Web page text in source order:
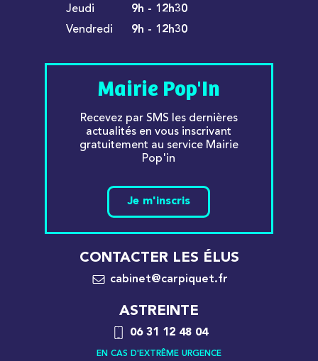
Jeudi
9h - 12h30
Vendredi
9h - 12h30
Mairie Pop'In
Recevez par SMS les dernières
actualités en vous inscrivant
gratuitement au service Mairie
Pop'in
Je m'inscris
CONTACTER LES ÉLUS
cabinet@carpiquet.fr
ASTREINTE
06 31 12 48 04
EN CAS D'EXTRÊME URGENCE